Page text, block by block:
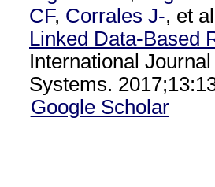
CF, Corrales J-, et
Linked Data-Based
International
Systems.
Google Scholar